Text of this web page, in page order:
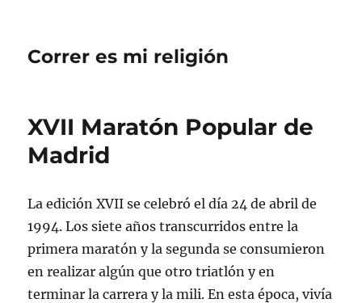
Correr es mi religión
XVII Maratón Popular de
Madrid
La edición XVII se celebró el día 24 de abril de
1994. Los siete años transcurridos entre la
primera maratón y la segunda se consumieron
en realizar algún que otro triatlón y en
terminar la carrera y la mili. En esta época, vivía